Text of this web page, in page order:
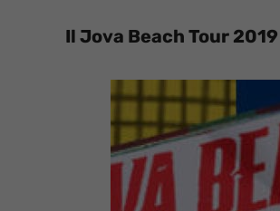
Il Jova Beach Tour 2019